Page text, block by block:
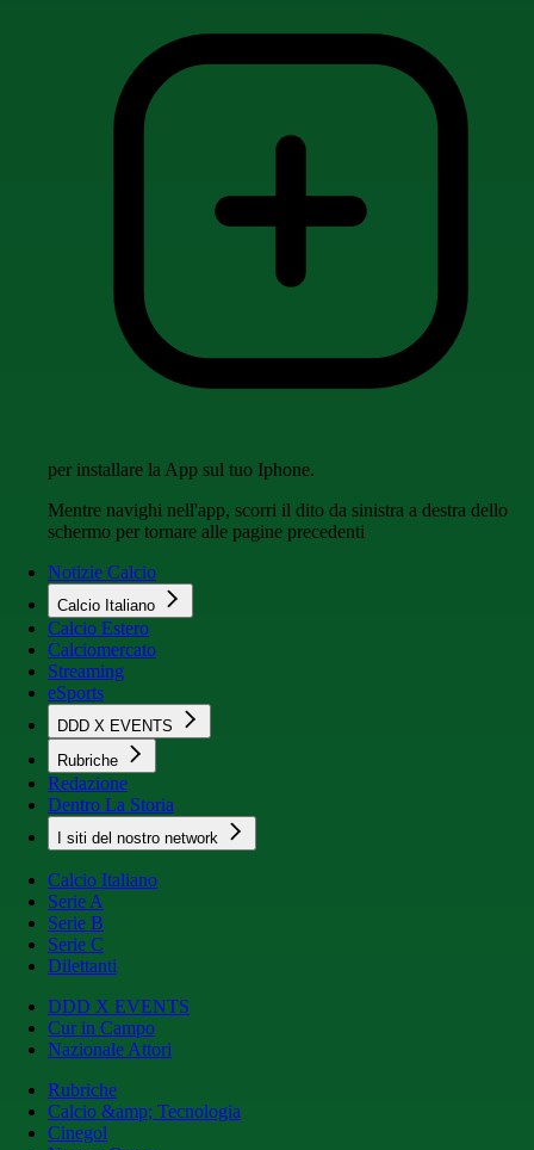
per installare la App sul tuo Iphone.
Mentre navighi nell'app, scorri il dito da sinistra a destra dello
schermo per tornare alle pagine precedenti
Notizie Calcio
Calcio Italiano
Calcio Estero
Calciomercato
Streaming
eSports
DDD X EVENTS
Rubriche
Redazione
Dentro La Storia
I siti del nostro network
Calcio Italiano
Serie A
Serie B
Serie C
Dilettanti
DDD X EVENTS
Cur in Campo
Nazionale Attori
Rubriche
Calcio &amp; Tecnologia
Cinegol